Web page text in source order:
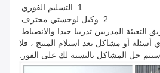
1. التسليم الفوري.
2. وكيل لوجستي محترف.
أي أسئلة أو مشاكل بعد استلام المنتج ، فلا
حل المشاكل بالنسبة لك على الفور.